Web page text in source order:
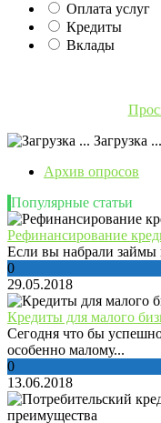
Оплата услуг
Кредиты
Вклады
Загрузка ...
Архив опросов
Популярные статьи
Рефинансирование
Если вы набрали займы
0
29.05.2018
Кредиты для малого
Сегодня что бы
особенно малому...
0
13.06.2018